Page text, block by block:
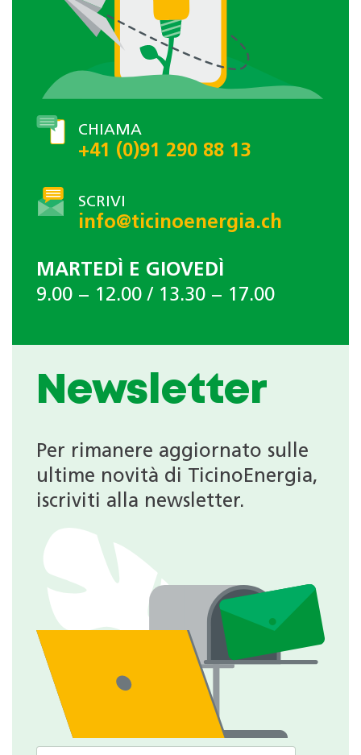
CHIAMA
+41 (0)91 290 88 13
SCRIVI
info@ticinoenergia.ch
MARTEDÌ E GIOVEDÌ
9.00 − 12.00 / 13.30 − 17.00
Newsletter
Per rimanere aggiornato sulle
ultime novità di TicinoEnergia,
iscriviti alla newsletter.